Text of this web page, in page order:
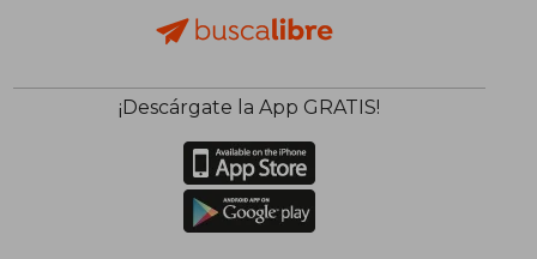
¡Descárgate la App GRATIS!